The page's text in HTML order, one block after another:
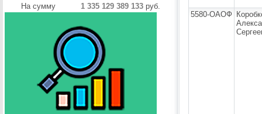
На сумму
1 335 129 389 133 руб.
5580-ОАОФ